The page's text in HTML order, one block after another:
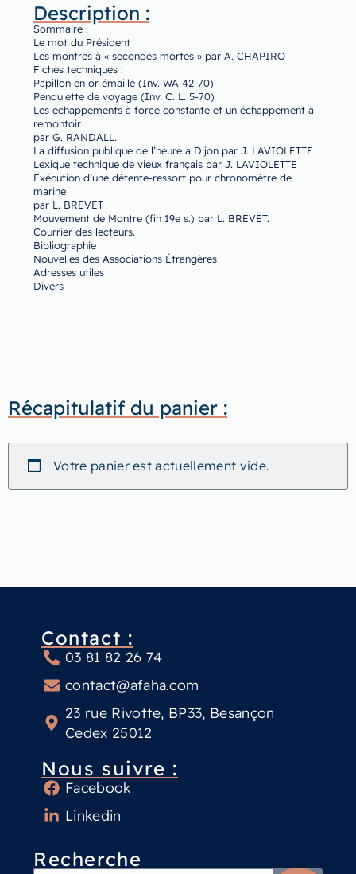
Description :
Sommaire :
Le mot du Président
Les montres à « secondes mortes » par A. CHAPIRO
Fiches techniques :
Papillon en or émaillé (Inv. WA 42-70)
Pendulette de voyage (Inv. C. L. 5-70)
Les échappements à force constante et un échappement à
remontoir
par G. RANDALL.
La diffusion publique de l’heure a Dijon par J. LAVIOLETTE
Lexique technique de vieux français par J. LAVIOLETTE
Exécution d’une détente-ressort pour chronomètre de
marine
par L. BREVET
Mouvement de Montre (fin 19e s.) par L. BREVET.
Courrier des lecteurs.
Bibliographie
Nouvelles des Associations Étrangères
Adresses utiles
Divers
Récapitulatif du panier :
Votre panier est actuellement vide.
Recherche
Contact :
03 81 82 26 74
contact@afaha.com
23 rue Rivotte, BP33, Besançon
Cedex 25012
Nous suivre :
Facebook
Linkedin